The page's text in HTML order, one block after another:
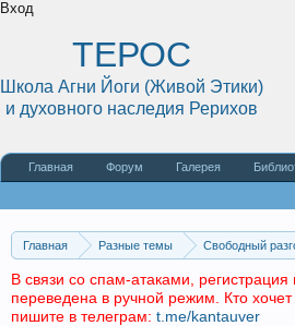
Вход
Главная Разные темы Свободный
В связи со спам-атаками,
переведена в ручной режим. Кто хочет
пишите в телеграм: t.me/kantauver
ТЕРОС
Школа Агни Йоги (Живой Этики)
и духовного наследия Рерихов
Главная Форум Галерея